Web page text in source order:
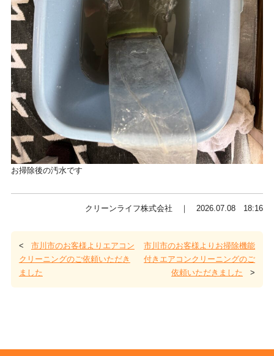
お掃除後の汚水です
クリーンライフ株式会社 ｜ 2026.07.08 18:16
< 市川市のお客様よりエアコン
クリーニングのご依頼いただき
ました
市川市のお客様よりお掃除機能
付きエアコンクリーニングのご
依頼いただきました >